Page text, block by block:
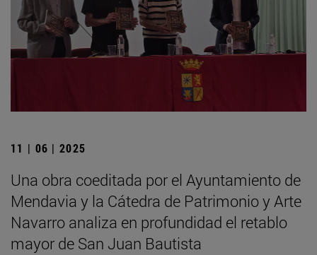
11 | 06 | 2025
Una obra coeditada por el Ayuntamiento de
Mendavia y la Cátedra de Patrimonio y Arte
Navarro analiza en profundidad el retablo
mayor de San Juan Bautista